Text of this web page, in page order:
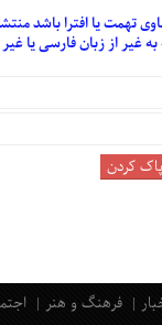
تهمت یا افترا باشد
به غیر از زبان فارسی یا
فرهنگ و هنر